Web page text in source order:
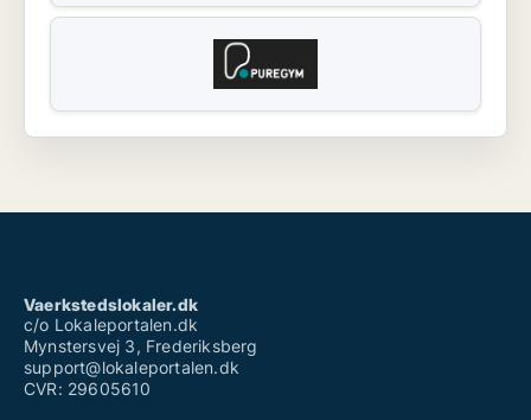
Vaerkstedslokaler.dk
c/o Lokaleportalen.dk
Mynstersvej 3, Frederiksberg
support@lokaleportalen.dk
CVR: 29605610